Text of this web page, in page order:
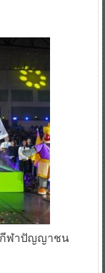
กีฬาปัญญาชน